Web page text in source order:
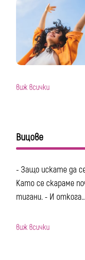
виж всички
Вицове
- Защо искате да
Като се скараме
тигани. - И
виж всички